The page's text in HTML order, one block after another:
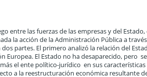
entre las fuerzas de las empresas y del
la acción de la Administración Pública a
partes. El primero analizó la relación del
Europea. El Estado no ha desaparecido, pero
el ente político-jurídico en sus características
a la reestructuración económica resultante